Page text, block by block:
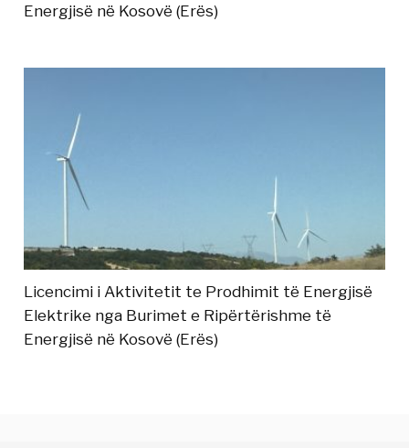
Energjisë në Kosovë (Erës)
Licencimi i Aktivitetit te Prodhimit të Energjisë
Elektrike nga Burimet e Ripërtërishme të
Energjisë në Kosovë (Erës)